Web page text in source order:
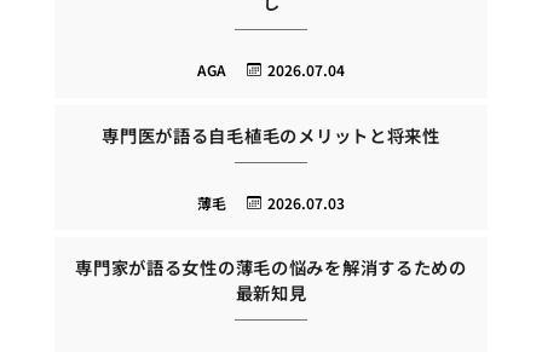
2026.07.04
AGA
専門医が語る自毛植毛のメリットと将来性
2026.07.03
薄毛
専門家が語る女性の薄毛の悩みを解消するための
最新知見